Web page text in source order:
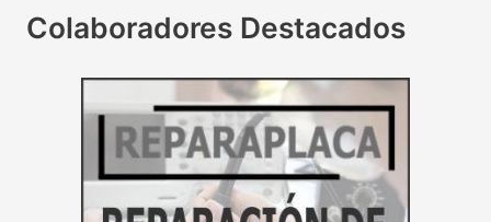
Colaboradores Destacados